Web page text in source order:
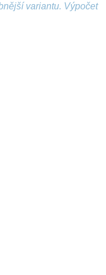
variantu. Výpočet